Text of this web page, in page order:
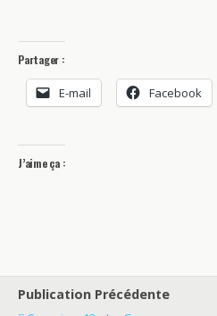
Partager :
E-mail Facebook
J’aime ça :
Publication Précédente